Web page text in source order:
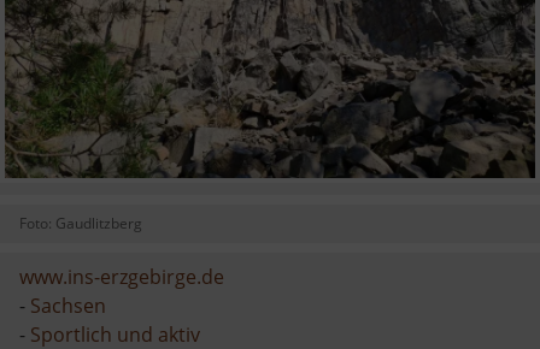
Foto: Gaudlitzberg
www.ins-erzgebirge.de
- Sachsen
- Sportlich und aktiv